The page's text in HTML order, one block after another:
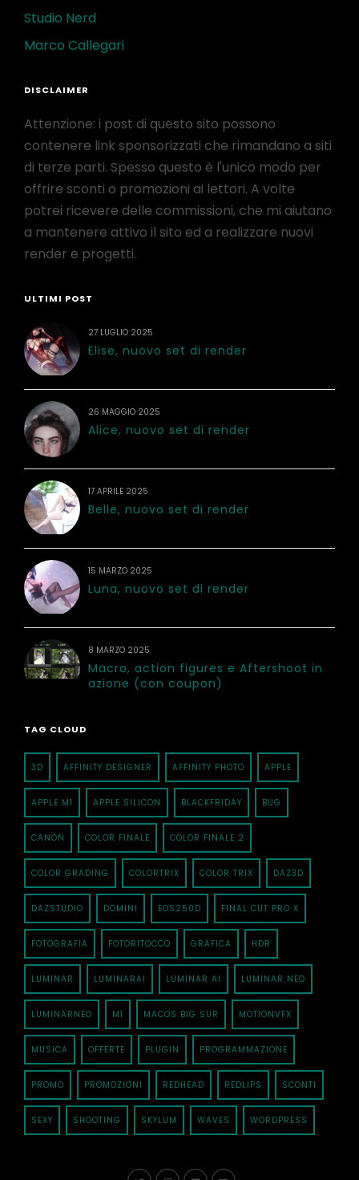
Studio Nerd
Marco Callegari
DISCLAIMER
Attenzione: i post di questo sito possono
contenere link sponsorizzati che rimandano a siti
di terze parti. Spesso questo è l'unico modo per
offrire sconti o promozioni ai lettori. A volte
potrei ricevere delle commissioni, che mi aiutano
a mantenere attivo il sito ed a realizzare nuovi
render e progetti.
ULTIMI POST
27 LUGLIO 2025
Elise, nuovo set di render
26 MAGGIO 2025
Alice, nuovo set di render
17 APRILE 2025
Belle, nuovo set di render
15 MARZO 2025
Luna, nuovo set di render
8 MARZO 2025
Macro, action figures e Aftershoot in
azione (con coupon)
TAG CLOUD
3D AFFINITY DESIGNER AFFINITY PHOTO APPLE
APPLE M1 APPLE SILICON BLACKFRIDAY BUG
CANON COLOR FINALE COLOR FINALE 2
COLOR GRADING COLORTRIX COLOR TRIX DAZ3D
DAZSTUDIO DOMINI EOS250D FINAL CUT PRO X
FOTOGRAFIA FOTORITOCCO GRAFICA HDR
LUMINAR LUMINARAI LUMINAR AI LUMINAR NEO
LUMINARNEO M1 MACOS BIG SUR MOTIONVFX
MUSICA OFFERTE PLUGIN PROGRAMMAZIONE
PROMO PROMOZIONI REDHEAD REDLIPS SCONTI
SEXY SHOOTING SKYLUM WAVES WORDPRESS